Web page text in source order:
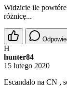
Widzicie ile
różnicę...
H
hunter84
15 lutego 2020
Escandalo na CN ,